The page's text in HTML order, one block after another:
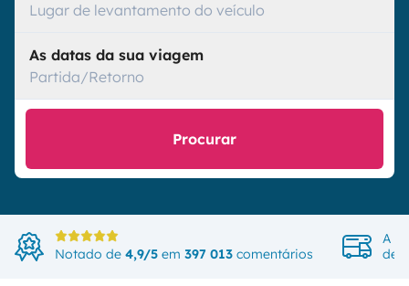
Lugar de levantamento do veículo
As datas da sua viagem
Partida/Retorno
Procurar
Notado de 4,9/5 em 397 013 comentários
A
de